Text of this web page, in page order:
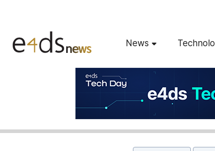
News